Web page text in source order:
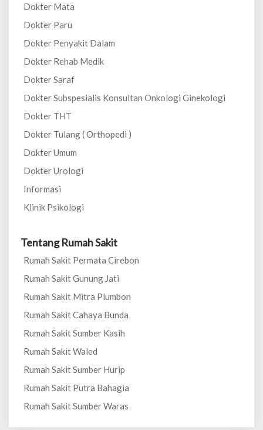
Dokter Mata
Dokter Paru
Dokter Penyakit Dalam
Dokter Rehab Medik
Dokter Saraf
Dokter Subspesialis Konsultan Onkologi Ginekologi
Dokter THT
Dokter Tulang ( Orthopedi )
Dokter Umum
Dokter Urologi
Informasi
Klinik Psikologi
Tentang Rumah Sakit
Rumah Sakit Permata Cirebon
Rumah Sakit Gunung Jati
Rumah Sakit Mitra Plumbon
Rumah Sakit Cahaya Bunda
Rumah Sakit Sumber Kasih
Rumah Sakit Waled
Rumah Sakit Sumber Hurip
Rumah Sakit Putra Bahagia
Rumah Sakit Sumber Waras